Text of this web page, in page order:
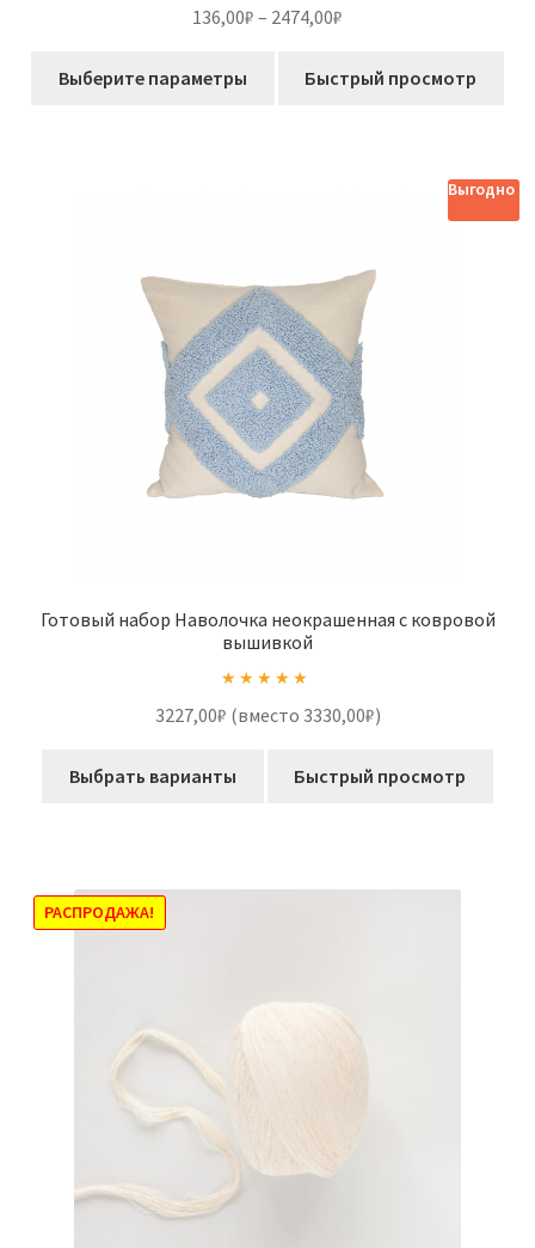
136,00₽ – 2474,00₽
136,00₽
Выберите параметры
выбрать
на
странице
товара.
Быстрый просмотр
Выгодно
Готовый набор Наволочка неокрашенная с ковровой
вышивкой
3227,00₽ (вместо 3330,00₽)
Выбрать варианты Быстрый просмотр
РАСПРОДАЖА!